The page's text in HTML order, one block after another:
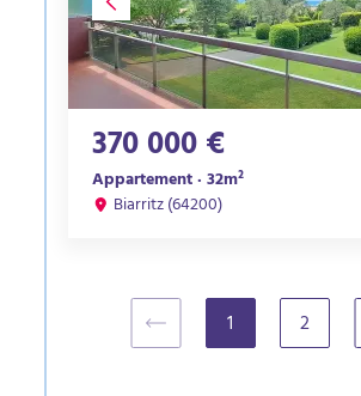
370 000 €
Appartement · 32m²
Biarritz (64200)
1(current)2